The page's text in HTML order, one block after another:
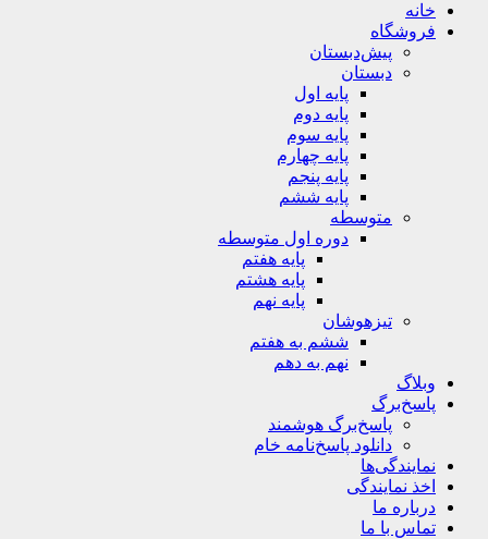
خانه
فروشگاه
پیش‌دبستان
دبستان
پایه اول
پایه دوم
پایه سوم
پایه چهارم
پایه پنجم
پایه ششم
متوسطه
دوره اول متوسطه
پایه هفتم
پایه هشتم
پایه نهم
تیزهوشان
ششم به هفتم
نهم به دهم
وبلاگ
پاسخ‌برگ
پاسخ‌برگ‌ هوشمند
دانلود پاسخ‌نامه خام
نمایندگی‌ها
اخذ نمایندگی
درباره ما
تماس با ما